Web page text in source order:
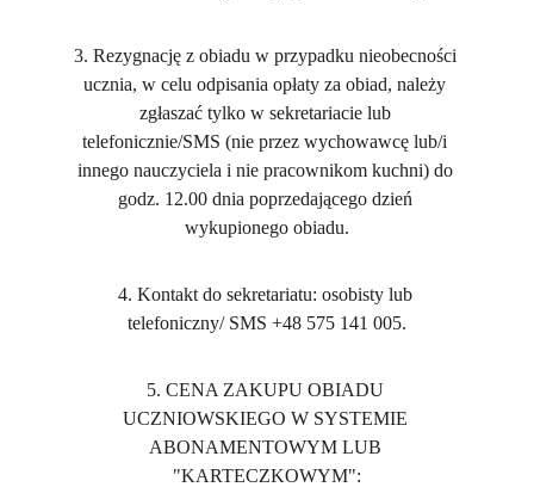
3. Rezygnację z obiadu w przypadku nieobecności
ucznia, w celu odpisania opłaty za obiad, należy
zgłaszać tylko w sekretariacie lub
telefonicznie/SMS (nie przez wychowawcę lub/i
innego nauczyciela i nie pracownikom kuchni) do
godz. 12.00 dnia poprzedającego dzień
wykupionego obiadu.
4. Kontakt do sekretariatu: osobisty lub
telefoniczny/ SMS +48 575 141 005.
5. CENA ZAKUPU OBIADU
UCZNIOWSKIEGO W SYSTEMIE
ABONAMENTOWYM LUB
"KARTECZKOWYM":